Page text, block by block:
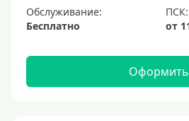
Обслуживание:
Бесплатно
Оформить